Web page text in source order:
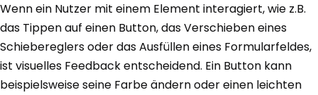
Wenn ein Nutzer mit einem Element interagiert, wie z.B.
das Tippen auf einen Button, das Verschieben eines
Schiebereglers oder das Ausfüllen eines Formularfeldes,
ist visuelles Feedback entscheidend. Ein Button kann
beispielsweise seine Farbe ändern oder einen leichten